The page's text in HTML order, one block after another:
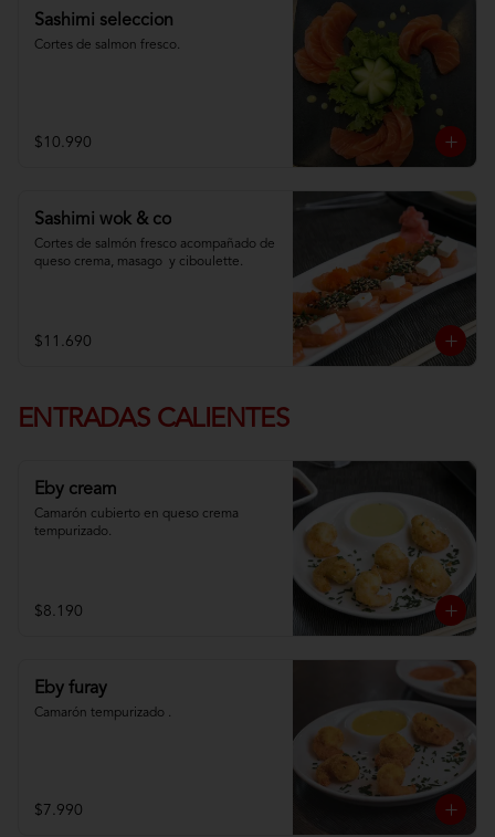
Sashimi seleccion
Cortes de salmon fresco.
$10.990
Sashimi wok & co
Cortes de salmón fresco acompañado de
queso crema, masago  y ciboulette.
$11.690
ENTRADAS CALIENTES
Eby cream
Camarón cubierto en queso crema
tempurizado.
$8.190
Eby furay
Camarón tempurizado .
$7.990